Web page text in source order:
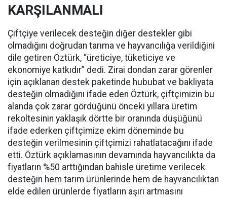
KARŞILANMALI
Çiftçiye verilecek desteğin diğer destekler gibi
olmadığını doğrudan tarıma ve hayvancılığa verildiğini
dile getiren Öztürk, “üreticiye, tüketiciye ve
ekonomiye katkıdır” dedi. Zirai dondan zarar görenler
için açıklanan destek paketinde hububat ve bakliyata
desteğin olmadığını ifade eden Öztürk, çiftçimizin bu
alanda çok zarar gördüğünü önceki yıllara üretim
rekoltesinin yaklaşık dörtte bir oranında düşüğünü
ifade ederken çiftçimize ekim döneminde bu
desteğin verilmesinin çiftçimizi rahatlatacağını ifade
etti. Öztürk açıklamasının devamında hayvancılıkta da
fiyatların %50 arttığından bahisle üretime verilecek
desteğin hem tarım ürünlerinde hem de hayvancılıktan
elde edilen ürünlerde fiyatların aşırı artmasını